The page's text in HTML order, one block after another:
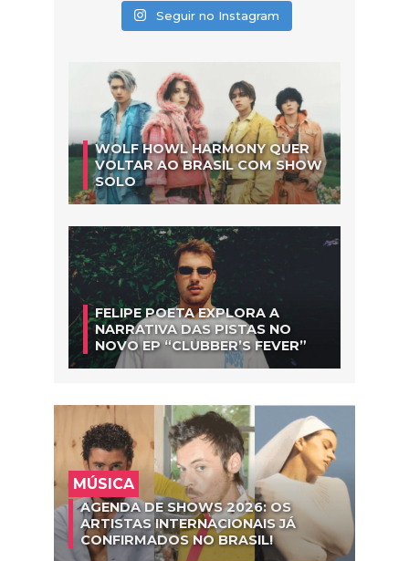
Seguir no Instagram
WOLF HOWL HARMONY QUER
VOLTAR AO BRASIL COM SHOW
SOLO
FELIPE POETA EXPLORA A
NARRATIVA DAS PISTAS NO
NOVO EP “CLUBBER’S FEVER”
MÚSICA
AGENDA DE SHOWS 2026: OS
ARTISTAS INTERNACIONAIS JÁ
CONFIRMADOS NO BRASIL!